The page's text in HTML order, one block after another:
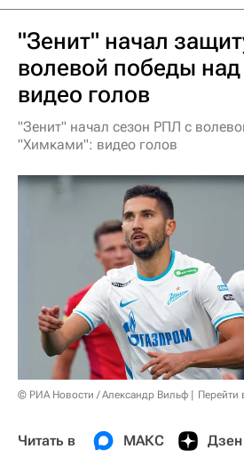
"Зенит" начал
волевой победы
видео голов
"Зенит" начал сезон РПЛ с
"Химками": видео голов
© РИА Новости / Александр Вильф Перейти
Читать в МАКС Дзен